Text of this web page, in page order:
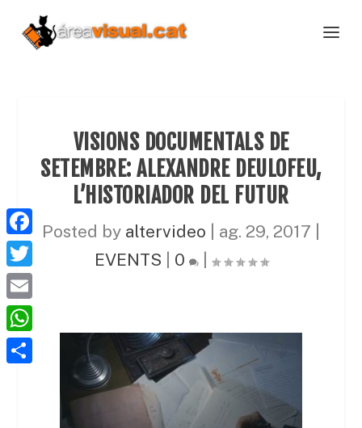
VISIONS DOCUMENTALS DE
SETEMBRE: ALEXANDRE DEULOFEU,
L’HISTORIADOR DEL FUTUR
Posted by altervideo ag. 29, 2017
EVENTS
0 |
F
a
c
e
b
T
w
i
t
E
m
a
W
h